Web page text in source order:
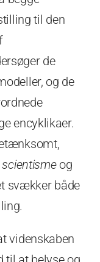
til den
de
og de
encyklikaer.
scientismeog
svækker både
videnskaben